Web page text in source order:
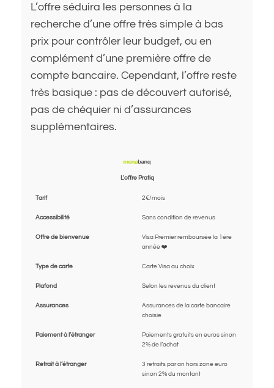
L’offre séduira les personnes à la
recherche d’une offre très simple à bas
prix pour contrôler leur budget, ou en
complément d’une première offre de
compte bancaire. Cependant, l’offre reste
très basique : pas de découvert autorisé,
pas de chéquier ni d’assurances
supplémentaires.
L'offre Pratiq
Tarif 2€/mois
Accessibilité Sans condition de revenus
Offre de bienvenue
Visa Premier remboursée la 1ère
année ❤️
Type de carte Carte Visa au choix
Plafond Selon les revenus du client
Assurances
Assurances de la carte bancaire
choisie
Paiement à l’étranger
Paiements gratuits en euros sinon
2% de l’achat
Retrait à l’étranger
3 retraits par an hors zone euro
sinon 2% du montant